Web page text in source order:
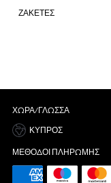
ΖΑΚΕΤΕΣ
ΧΏΡΑ/ΓΛΏΣΣΑ
ΚΎΠΡΟΣ
ΜΈΘΟΔΟΙ ΠΛΗΡΩΜΉΣ